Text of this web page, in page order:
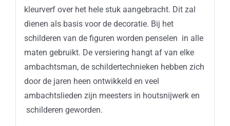
kleurverfover het hele stuk aangebracht. Dit zal
dienen alsbasis voorde decoratie. Bij het
schilderen van de figuren worden penselen in alle
maten gebruikt. De versiering hangt afvan elke
ambachtsman, de schildertechnieken hebben zich
door de jaren heen ontwikkeld en veel
ambachtslieden zijn meestersin houtsnijwerken
schilderen geworden.